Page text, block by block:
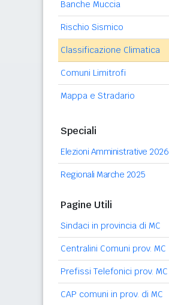
Banche Muccia
Rischio Sismico
Classificazione Climatica
Comuni Limitrofi
Mappa e Stradario
Speciali
Elezioni Amministrative 2026
Regionali Marche 2025
Pagine Utili
Sindaci in provincia di MC
Centralini Comuni prov. MC
Prefissi Telefonici prov. MC
CAP comuni in prov. di MC